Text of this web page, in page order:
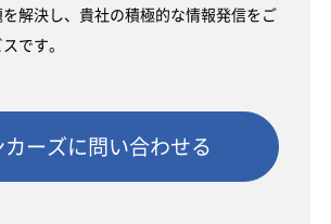
を解決し、貴社の積極的な情報発信をご
です。
カーズに問い合わせる